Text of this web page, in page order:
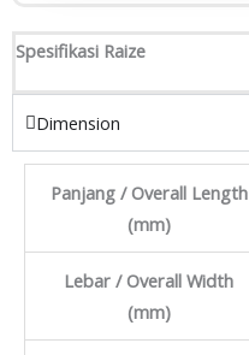
Spesifikasi Raize
Dimension
Panjang / Overall Length
(mm)
Lebar / Overall Width
(mm)